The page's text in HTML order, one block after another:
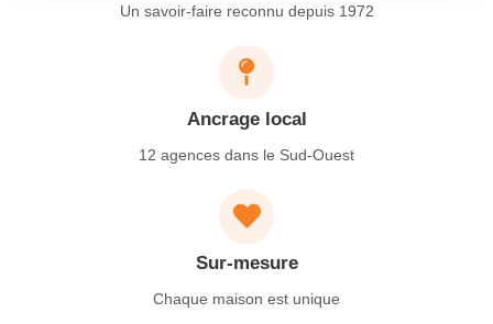
Un savoir-faire reconnu depuis 1972
Ancrage local
12 agences dans le Sud-Ouest
Sur-mesure
Chaque maison est unique